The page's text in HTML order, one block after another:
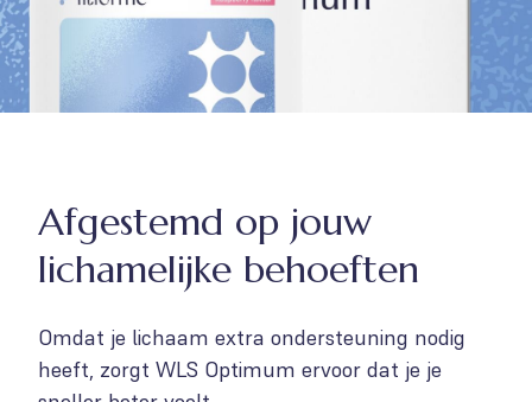
Afgestemd op jouw
lichamelijke behoeften
Omdat je lichaam extra ondersteuning nodig
heeft, zorgt WLS Optimum ervoor dat je je